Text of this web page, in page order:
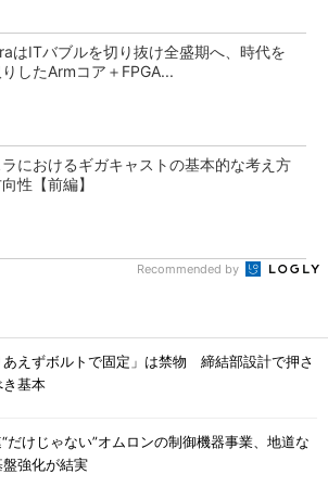
はITバブルを切り抜け全盛期へ、時代を
したArmコア＋FPGA...
におけるギガキャストの基本的な考え方
性【前編】
Recommended by
あえずボルトで固定」は禁物 締結部設計で押さ
き基本
だけじゃない”オムロンの制御機器事業、地道な
盤強化が結実